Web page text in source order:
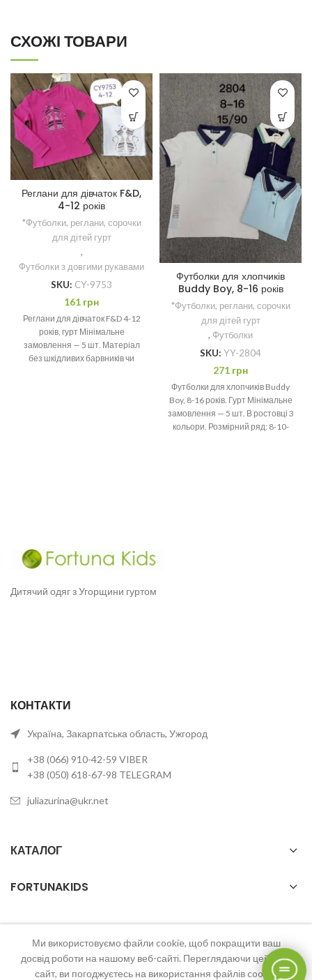
СХОЖІ ТОВАРИ
Реглани для дівчаток F&D,
4-12 років
*Футболки, реглани, сорочки
для дітей гурт
,
Футболки з довгими рукавами
SKU: CY-9753
161 грн
Реглани для дівчаток F&D 4-12
років, гурт Мінімальне
замовлення — 5 шт. Матеріал
без шкідливих барвників чи
Футболки для хлопчиків
Buddy Boy, 8-16 років
*Футболки, реглани, сорочки
для дітей гурт
, Футболки
SKU: YY-2804
271 грн
Футболки для хлопчиків Buddy
Boy, 8-16 років. Гурт Мінімальне
замовлення — 5 шт. В ростовці 3
кольори. Розмірний ряд: 8-10-
Дитячий одяг з Угорщини гуртом
КОНТАКТИ
Україна, Закарпатська область, Ужгород
+38 (066) 910-42-59 VIBER
+38 (050) 618-67-98 TELEGRAM
juliazurina@ukr.net
КАТАЛОГ
FORTUNAKIDS
2023 FortunaKids Всі права захищені.
Ми використовуємо файли cookie, щоб покращити ваш
досвід роботи на нашому веб-сайті. Переглядаючи цей веб-
сайт, ви погоджуєтесь на використання файлів cookie.